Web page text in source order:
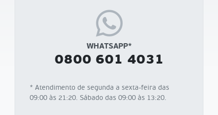
WHATSAPP*
0800 601 4031
* Atendimento de segunda a sexta-feira das
09:00 às 21:20. Sábado das 09:00 às 13:20.